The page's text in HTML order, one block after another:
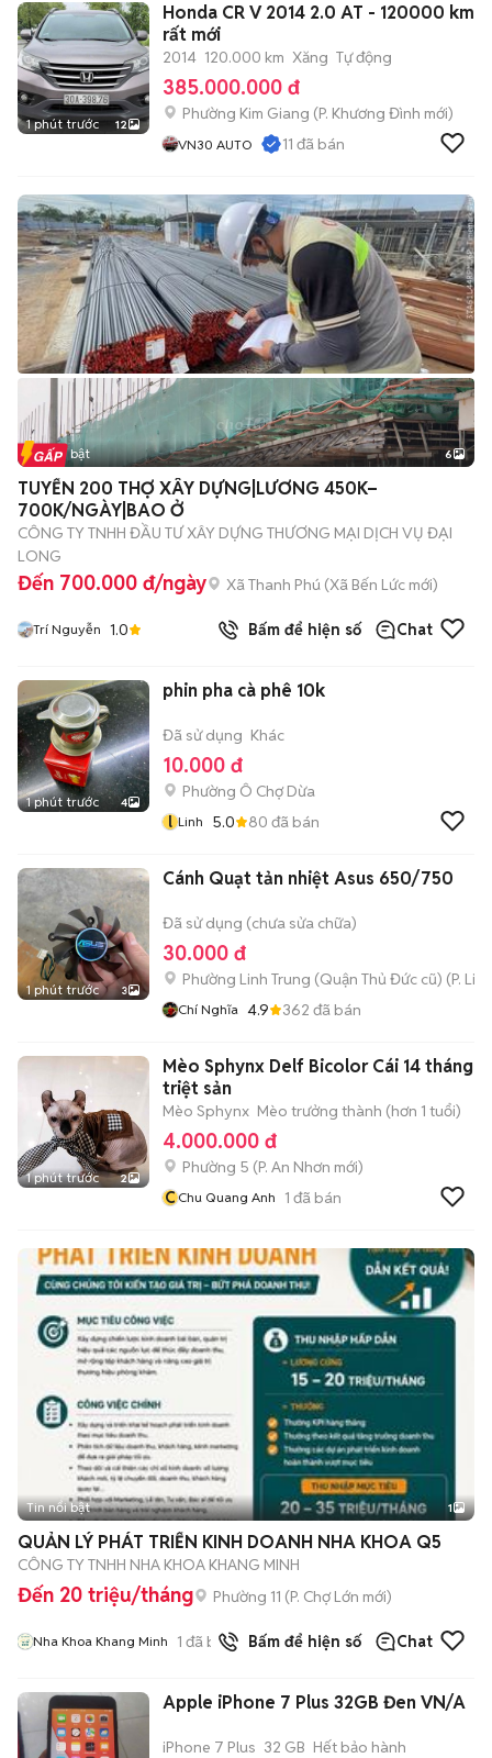
1 phút trước 12
Honda CR V 2014 2.0 AT - 120000 km
rất mới
2014 120.000 km Xăng Tự động
385.000.000 đ
Phường Kim Giang (P. Khương Đình mới)
VN30 AUTO 11 đã bán
+2
Tin nổi bật 6
TUYỂN 200 THỢ XÂY DỰNG|LƯƠNG 450K–
700K/NGÀY|BAO Ở
CÔNG TY TNHH ĐẦU TƯ XÂY DỰNG THƯƠNG MẠI DỊCH VỤ ĐẠI
LONG
Đến 700.000 đ/ngày Xã Thanh Phú (Xã Bến Lức mới)
Trí Nguyễn 1.0 Bấm để hiện số Chat
1 phút trước 4
phin pha cà phê 10k
Đã sử dụng Khác
10.000 đ
Phường Ô Chợ Dừa
l Linh 5.0 80 đã bán
1 phút trước 3
Cánh Quạt tản nhiệt Asus 650/750
Đã sử dụng (chưa sửa chữa)
30.000 đ
Phường Linh Trung (Quận Thủ Đức cũ) (P.
Chí Nghĩa 4.9 362 đã bán
1 phút trước 2
Mèo Sphynx Delf Bicolor Cái 14 tháng
triệt sản
Mèo Sphynx Mèo trưởng thành (hơn 1 tuổi)
4.000.000 đ
Phường 5 (P. An Nhơn mới)
CChu Quang Anh 1 đã bán
Tin nổi bật 1
QUẢN LÝ PHÁT TRIỂN KINH DOANH NHA KHOA Q5
CÔNG TY TNHH NHA KHOA KHANG MINH
Đến 20 triệu/tháng Phường 11 (P. Chợ Lớn mới)
Nha Khoa Khang Minh 1 đã bán Bấm để hiện số Chat
Apple iPhone 7 Plus 32GB Đen VN/A
iPhone 7 Plus 32 GB Hết bảo hành